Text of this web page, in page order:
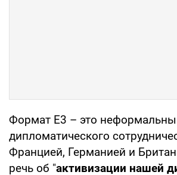
Формат E3 – это
дипломатического
Францией, Германией и
речь об "активизации нашей